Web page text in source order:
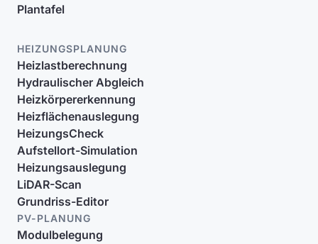
Plantafel
HEIZUNGSPLANUNG
Heizlastberechnung
Hydraulischer Abgleich
Heizkörpererkennung
Heizflächenauslegung
HeizungsCheck
Aufstellort-Simulation
Heizungsauslegung
LiDAR-Scan
Grundriss-Editor
PV-PLANUNG
Modulbelegung